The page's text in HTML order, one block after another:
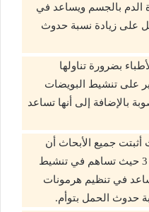
الدم بالجسم ويساعد في
على زيادة نسبة حدوث
بضرورة تناولها
على تنشيط البويضات
بالإضافة إلى أنها تساعد
أثبتت جميع الأبحاث أن
الأسماك تحتوي على أوميجا 3 حيث تساهم في تنشيط
في تنظيم هرمونات
حدوث الحمل بتوأم.